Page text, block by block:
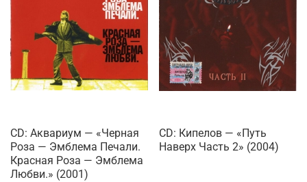
CD: Аквариум — «Черная
Роза — Эмблема Печали.
Красная Роза — Эмблема
Любви.» (2001)
CD: Кипелов — «Путь
Наверх Часть 2» (2004)